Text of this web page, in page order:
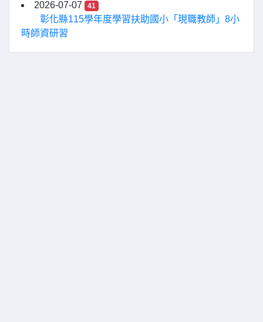
2026-07-07
41
彰化縣115學年度學習扶助國小「現職教師」8小
時師資研習